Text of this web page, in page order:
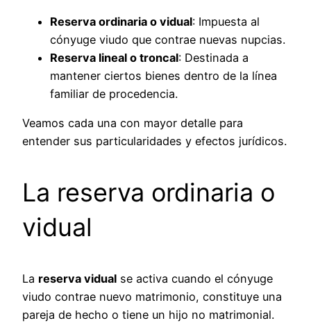
Reserva ordinaria o vidual: Impuesta al
cónyuge viudo que contrae nuevas nupcias.
Reserva lineal o troncal: Destinada a
mantener ciertos bienes dentro de la línea
familiar de procedencia.
Veamos cada una con mayor detalle para
entender sus particularidades y efectos jurídicos.
La reserva ordinaria o
vidual
La reserva vidual se activa cuando el cónyuge
viudo contrae nuevo matrimonio, constituye una
pareja de hecho o tiene un hijo no matrimonial.